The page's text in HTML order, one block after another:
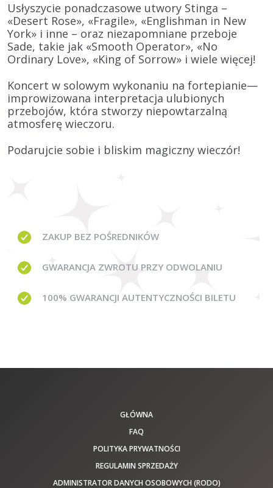
Usłyszycie ponadczasowe utwory Stinga –
«Desert Rose», «Fragile», «Englishman in New
York» i inne – oraz niezapomniane przeboje
Sade, takie jak «Smooth Operator», «No
Ordinary Love», «King of Sorrow» i wiele więcej!
Koncert w solowym wykonaniu na fortepianie—
improwizowana interpretacja ulubionych
przebojów, która stworzy niepowtarzalną
atmosferę wieczoru.
Podarujcie sobie i bliskim magiczny wieczór!
ZAKUP BEZ POŚREDNIKÓW
GWARANCJA ZWROTU PRZY ODWOLANIU
100% GWARANCJI AUTENTYCZNOŚCI BILETU
GŁÓWNA
FAQ
POLITYKA PRYWATNOŚCI
REGULAMIN SPRZEDAŻY
ADMINISTRATOR DANYCH OSOBOWYCH (RODO)